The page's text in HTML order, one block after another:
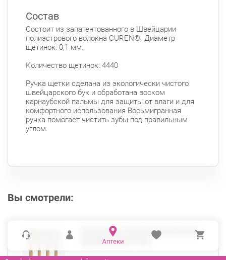
Беговая
Савушкина ул., д.143 Круглосуточно
Беговая
пр. Королёва, д. 61 Круглосуточно
Коломяжский пр. 26 (Аллея Поликарпова, д.
2) Круглосуточно
Пионерская
Фрунзенский район
Белы Куна, д.1, к.1
Состав
Состоит из запатентованного в Швейцарии
полиэстрового волокна CUREN®. Диаметр
щетинок: 0,1 мм.
Количество щетинок: 4440
Ручка щетки сделана из экологически чистого
швейцарского бук и обработана воском
карнаубской пальмы для защиты от влаги и для
комфортного использования Восьмигранная
ручка помогает чистить зубы под правильным
углом.
Вы смотрели:
КУРАПРОКС ЗУБНАЯ ЩЕТКА WOOD
ДЕРЕВЯННАЯ РУЧКА